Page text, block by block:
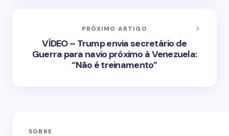
PRÓXIMO ARTIGO
VÍDEO – Trump envia secretário de
Guerra para navio próximo à Venezuela:
“Não é treinamento”
SOBRE